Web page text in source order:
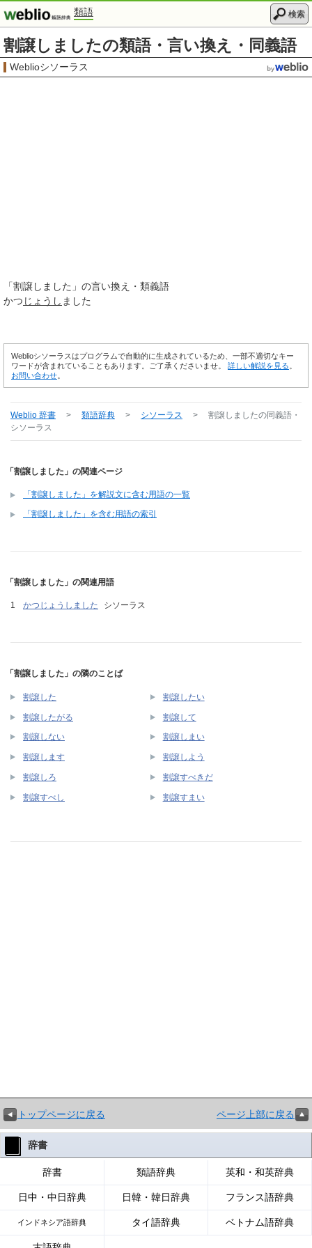
類語 検索
割譲しましたの類語・言い換え・同義語
Weblioシソーラス
「割譲しました 」の言い換え・類義語
かつ じょうし ました
Weblioシソーラスはプログラムで自動的に生成されているため、一部不適切なキー
ワードが含まれていることもあります。ご了承くださいませ。 詳しい解説を見る
お問い合わせ
Weblio 辞書 > 類語辞典 > シソーラス > 割譲しましたの同義語・
シソーラス
「割譲しました」の関連ページ
「割譲しました」を解説文に含む用語の一覧
「割譲しました」を含む用語の索引
「割譲しました」の関連用語
かつじょうしました シソーラス
「割譲しました」の隣のことば
割譲した 割譲したい
割譲したがる 割譲して
割譲しない 割譲しまい
割譲します 割譲しよう
割譲しろ 割譲すべきだ
割譲すべし 割譲すまい
トップページに戻る ページ上部に戻る
辞書
辞書 類語辞典 英和・和英辞典
日中・中日辞典 日韓・韓日辞典 フランス語辞典
インドネシア語辞典 タイ語辞典 ベトナム語辞典